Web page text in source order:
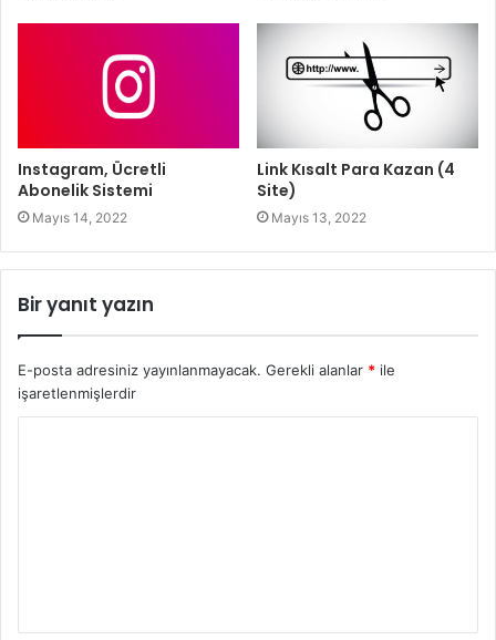
Instagram, Ücretli
Abonelik Sistemi
Mayıs 14, 2022
Link Kısalt Para Kazan (4
Site)
Mayıs 13, 2022
Bir yanıt yazın
E-posta adresiniz yayınlanmayacak. Gerekli alanlar * ile
işaretlenmişlerdir